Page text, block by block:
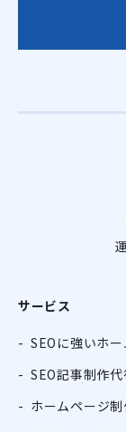
サービス
SEOに強いホ
SEO記事制作代
ホームページ制